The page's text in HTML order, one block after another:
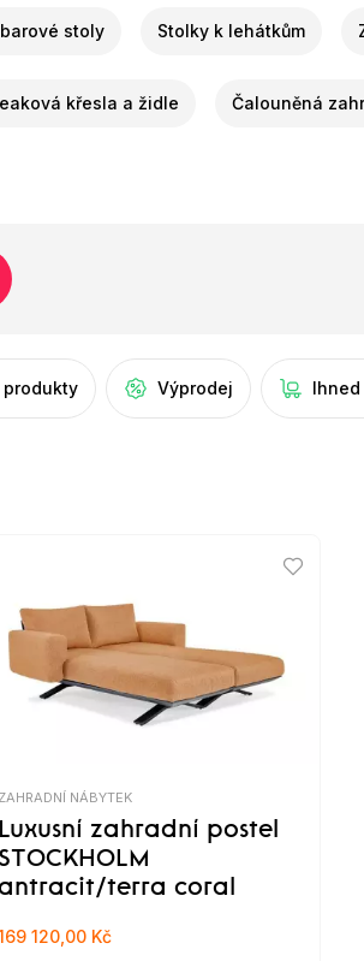
stoly Stolky k lehátkům
křesla a židle Čalouněná
produkty Výprodej Ihned
ZAHRADNÍ NÁBYTEK
Luxusní zahradní postel
STOCKHOLM
terra coral
120,00 Kč